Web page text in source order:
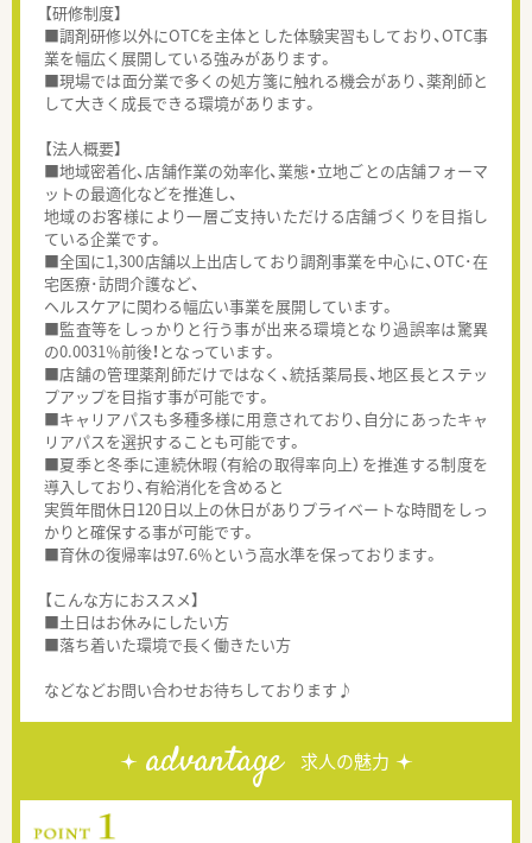
【研修制度】
■調剤研修以外にOTCを主体とした体験実習もしており、OTC事
業を幅広く展開している強みがあります。
■現場では面分業で多くの処方箋に触れる機会があり、薬剤師と
して大きく成長できる環境があります。
【法人概要】
■地域密着化、店舗作業の効率化、業態・立地ごとの店舗フォーマ
ットの最適化などを推進し、
地域のお客様により一層ご支持いただける店舗づくりを目指し
ている企業です。
■全国に1,300店舗以上出店しており調剤事業を中心に、OTC･在
宅医療･訪問介護など、
ヘルスケアに関わる幅広い事業を展開しています。
■監査等をしっかりと行う事が出来る環境となり過誤率は驚異
の0.0031％前後！となっています。
■店舗の管理薬剤師だけではなく、統括薬局長、地区長とステッ
プアップを目指す事が可能です。
■キャリアパスも多種多様に用意されており、自分にあったキャ
リアパスを選択することも可能です。
■夏季と冬季に連続休暇（有給の取得率向上）を推進する制度を
導入しており、有給消化を含めると
実質年間休日120日以上の休日がありプライベートな時間をしっ
かりと確保する事が可能です。
■育休の復帰率は97.6％という高水準を保っております。
【こんな方におススメ】
■土日はお休みにしたい方
■落ち着いた環境で長く働きたい方
などなどお問い合わせお待ちしております♪
advantage 求人の魅力